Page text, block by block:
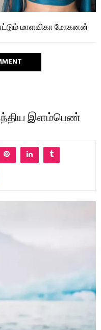
மாளவிகா மோகனன்
இளம்பெண்